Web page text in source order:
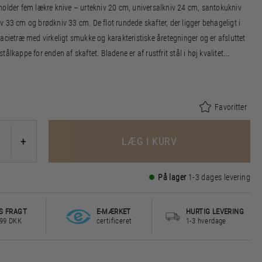
fem lækre knive – urtekniv 20 cm, universalkniv 24 cm, santokukniv
33 cm og brødkniv 33 cm. De flot rundede skafter, der ligger behageligt i
med virkeligt smukke og karakteristiske åretegninger og er afsluttet
for enden af skaftet. Bladene er af rustfrit stål i høj kvalitet.
i hånden med varmt vand og sæbe, også før første brug.
Favoritter
+ LÆG I KURV
På lager 1-3 dages levering
FRAGT
DKK
E-MÆRKET
certificeret
HURTIG LEVERING
1-3 hverdage